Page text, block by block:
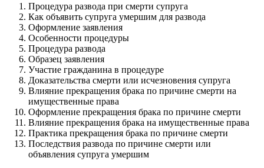
Процедура развода при смерти супруга
Как объявить супруга умершим для развода
Оформление заявления
Особенности процедуры
Процедура развода
Образец заявления
Участие гражданина в процедуре
Доказательства смерти или исчезновения супруга
Влияние прекращения брака по причине смерти на
имущественные права
Оформление прекращения брака по причине смерти
Влияние прекращения брака на имущественные права
Практика прекращения брака по причине смерти
Последствия развода по причине смерти или
объявления супруга умершим